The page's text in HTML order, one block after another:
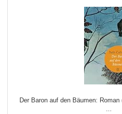
Der Baron auf den Bäumen:
...